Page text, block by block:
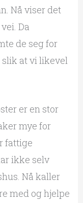
Nå viser det
Da
de seg for
slik at vi likevel
er en stor
mye for
fattige
ikke selv
Nå kaller
med og hjelpe